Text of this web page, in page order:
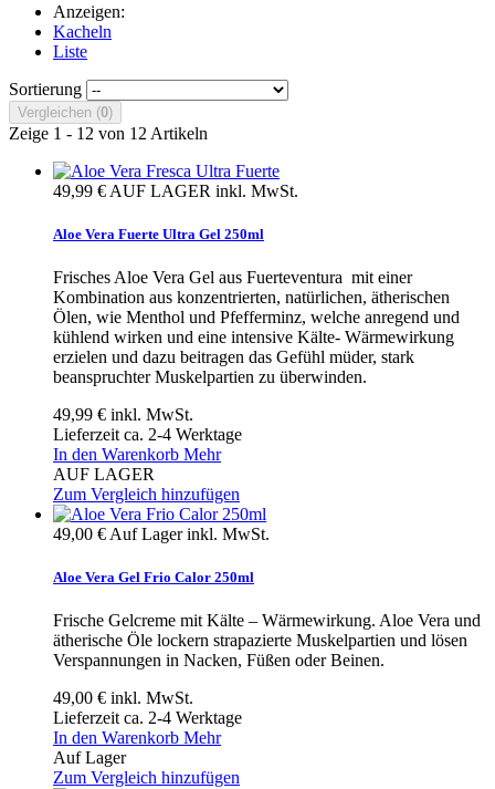
Anzeigen:
Kacheln
Liste
Sortierung
Vergleichen (0)
Zeige 1 - 12 von 12 Artikeln
49,99 € AUF LAGER inkl. MwSt.
Aloe Vera Fuerte Ultra Gel 250ml
Frisches Aloe Vera Gel aus Fuerteventura mit einer
Kombination aus konzentrierten, natürlichen, ätherischen
Ölen, wie Menthol und Pfefferminz, welche anregend und
kühlend wirken und eine intensive Kälte- Wärmewirkung
erzielen und dazu beitragen das Gefühl müder, stark
beanspruchter Muskelpartien zu überwinden.
49,99 € inkl. MwSt.
Lieferzeit ca. 2-4 Werktage
In den Warenkorb Mehr
AUF LAGER
Zum Vergleich hinzufügen
49,00 € Auf Lagerinkl. MwSt.
Aloe Vera Gel Frio Calor 250ml
Frische Gelcreme mit Kälte – Wärmewirkung. Aloe Vera und
ätherische Öle lockern strapazierte Muskelpartien und lösen
Verspannungen in Nacken, Füßen oder Beinen.
49,00 € inkl. MwSt.
Lieferzeit ca. 2-4 Werktage
In den Warenkorb Mehr
Auf Lager
Zum Vergleich hinzufügen